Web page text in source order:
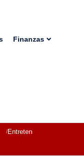
Finanzas
Entretenimiento